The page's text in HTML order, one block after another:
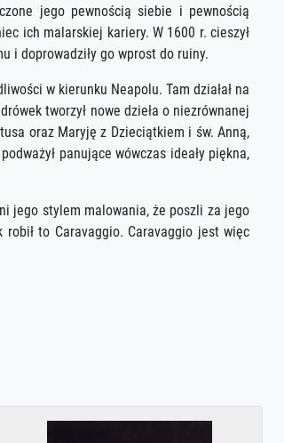
jego pewnością siebie i pewnością
ich malarskiej kariery. W 1600 r. cieszył
i doprowadziły go wprost do ruiny.
w kierunku Neapolu. Tam działał na
tworzył nowe dzieła o niezrównanej
oraz Maryję z Dzieciątkiem i św. Anną,
panujące wówczas ideały piękna,
jego stylem malowania, że poszli za jego
to Caravaggio. Caravaggio jest więc